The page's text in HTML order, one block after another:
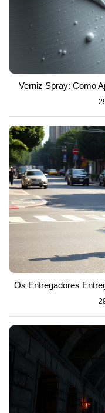
Verniz Spray: Como
Os Entregadores